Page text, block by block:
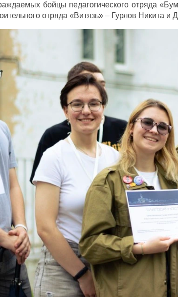
бойцы педагогического отряда
отряда «Витязь» – Гурлов Никита и